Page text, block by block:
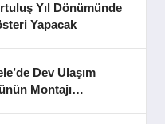
Yıl Dönümünde
Yapacak
Dev Ulaşım
Montajı